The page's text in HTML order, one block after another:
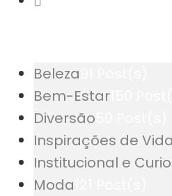
Beleza
Bem-Estar
Diversão
Inspirações de Vida
Institucional e
Moda